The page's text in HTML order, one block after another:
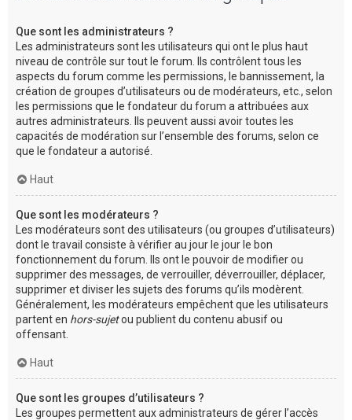
Que sont les administrateurs ?
Les administrateurs sont les utilisateurs qui ont le plus haut
niveau de contrôle sur tout le forum. Ils contrôlent tous les
aspects du forum comme les permissions, le bannissement, la
création de groupes d’utilisateurs ou de modérateurs, etc., selon
les permissions que le fondateur du forum a attribuées aux
autres administrateurs. Ils peuvent aussi avoir toutes les
capacités de modération sur l’ensemble des forums, selon ce
que le fondateur a autorisé.
Haut
Que sont les modérateurs ?
Les modérateurs sont des utilisateurs (ou groupes d’utilisateurs)
dont le travail consiste à vérifier au jour le jour le bon
fonctionnement du forum. Ils ont le pouvoir de modifier ou
supprimer des messages, de verrouiller, déverrouiller, déplacer,
supprimer et diviser les sujets des forums qu’ils modèrent.
Généralement, les modérateurs empêchent que les utilisateurs
partent en hors-sujetou publient du contenu abusif ou
offensant.
Haut
Que sont les groupes d’utilisateurs ?
Les groupes permettent aux administrateurs de gérer l’accès